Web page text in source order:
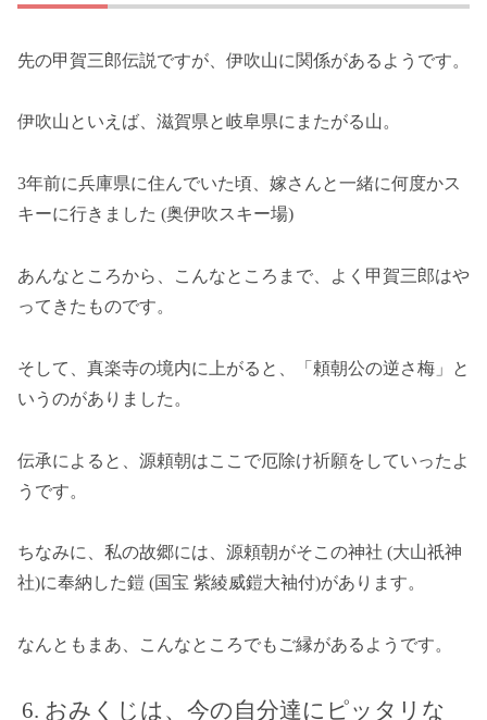
先の甲賀三郎伝説ですが、伊吹山に関係があるようです。
伊吹山といえば、滋賀県と岐阜県にまたがる山。
3年前に兵庫県に住んでいた頃、嫁さんと一緒に何度かス
キーに行きました (奥伊吹スキー場)
あんなところから、こんなところまで、よく甲賀三郎はや
ってきたものです。
そして、真楽寺の境内に上がると、「頼朝公の逆さ梅」と
いうのがありました。
伝承によると、源頼朝はここで厄除け祈願をしていったよ
うです。
ちなみに、私の故郷には、源頼朝がそこの神社 (大山祇神
社)に奉納した鎧 (国宝 紫綾威鎧大袖付)があります。
なんともまあ、こんなところでもご縁があるようです。
おみくじは、今の自分達にピッタリな